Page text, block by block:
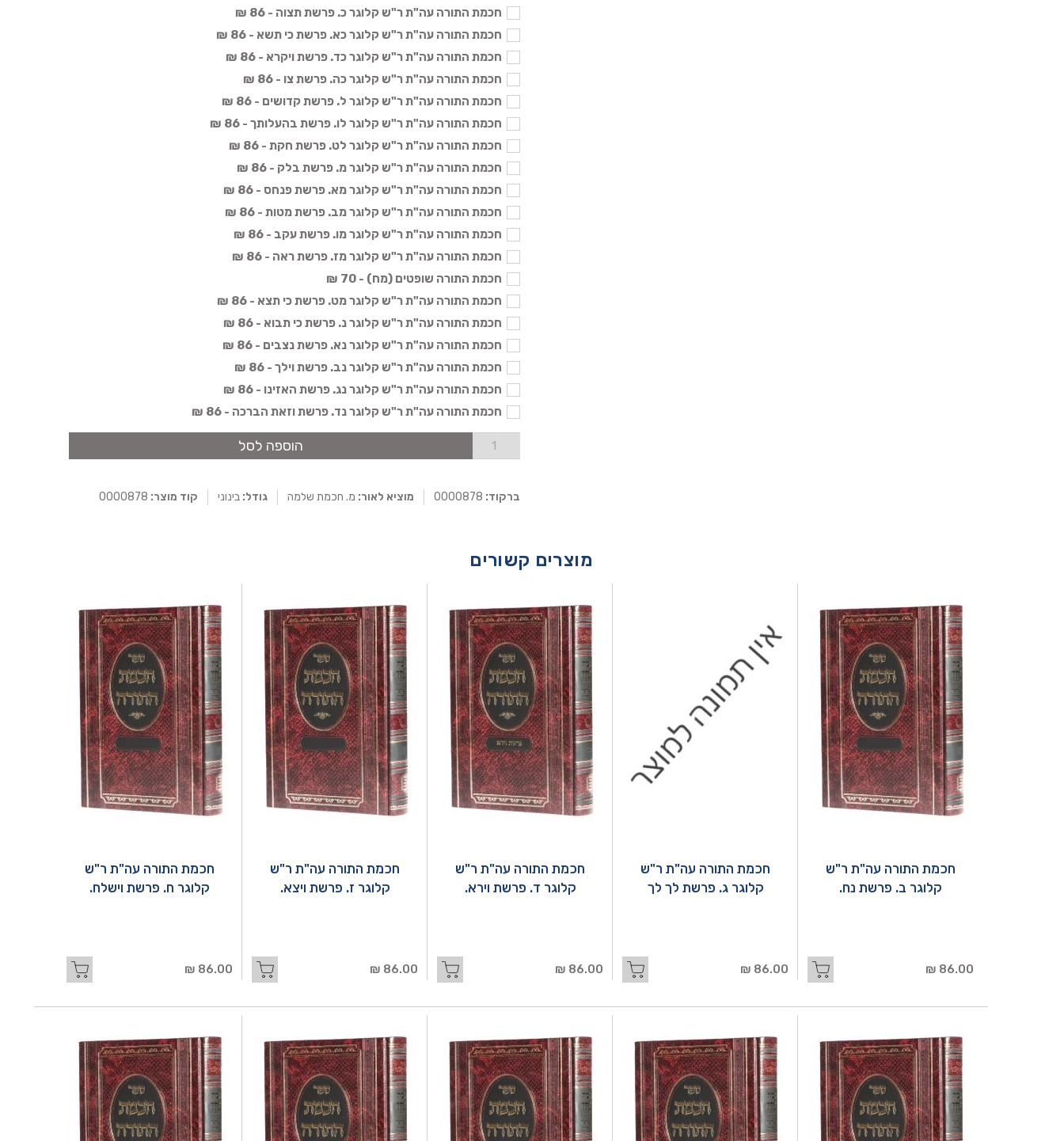
חכמת התורה עה"ת ר"ש קלוגר כ. פרשת תצוה - 86 ₪
חכמת התורה עה"ת ר"ש קלוגר כא. פרשת כי תשא - 86 ₪
חכמת התורה עה"ת ר"ש קלוגר כד. פרשת ויקרא - 86 ₪
חכמת התורה עה"ת ר"ש קלוגר כה. פרשת צו - 86 ₪
חכמת התורה עה"ת ר"ש קלוגר ל. פרשת קדושים - 86 ₪
חכמת התורה עה"ת ר"ש קלוגר לו. פרשת בהעלותך - 86 ₪
חכמת התורה עה"ת ר"ש קלוגר לט. פרשת חקת - 86 ₪
חכמת התורה עה"ת ר"ש קלוגר מ. פרשת בלק - 86 ₪
חכמת התורה עה"ת ר"ש קלוגר מא. פרשת פנחס - 86 ₪
חכמת התורה עה"ת ר"ש קלוגר מב. פרשת מטות - 86 ₪
חכמת התורה עה"ת ר"ש קלוגר מו. פרשת עקב - 86 ₪
חכמת התורה עה"ת ר"ש קלוגר מז. פרשת ראה - 86 ₪
חכמת התורה שופטים (מח) - 70 ₪
חכמת התורה עה"ת ר"ש קלוגר מט. פרשת כי תצא - 86 ₪
חכמת התורה עה"ת ר"ש קלוגר נ. פרשת כי תבוא - 86 ₪
חכמת התורה עה"ת ר"ש קלוגר נא. פרשת נצבים - 86 ₪
חכמת התורה עה"ת ר"ש קלוגר נב. פרשת וילך - 86 ₪
חכמת התורה עה"ת ר"ש קלוגר נג. פרשת האזינו - 86 ₪
חכמת התורה עה"ת ר"ש קלוגר נד. פרשת וזאת הברכה - 86 ₪
הוספה לסל
ברקוד: מוציא לאור: מ. חכמת שלמה גודל: בינוני קוד מוצר:
מוצרים קשורים
חכמת התורה עה"ת ר"ש
קלוגר ב. פרשת נח.
86.00 ₪
חכמת התורה עה"ת ר"ש
קלוגר ג. פרשת לך לך
86.00 ₪
חכמת התורה עה"ת ר"ש
קלוגר ד. פרשת וירא.
86.00 ₪
חכמת התורה עה"ת ר"ש
קלוגר ז. פרשת ויצא.
86.00 ₪
חכמת התורה עה"ת ר"ש
קלוגר ח. פרשת וישלח.
86.00 ₪